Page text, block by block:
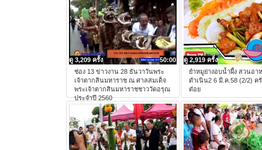
50:00
ดู 3,209 ครั้ง
ช่อง 13 ข่าวงาน 28 ธันวาวันพระ
เจ้าตากสินมหาราช ณ ศาลสมเด็จ
พระเจ้าตากสินมหาราชชาววัดอรุณ
ประจำปี 2560
ดู 2,919 ครั้ง
ยำหมูย่างอบน้ำผึ้ง สวนอา
ดำเนิน2 6 มี.ค.58 (2/2) ค
ต๋อย